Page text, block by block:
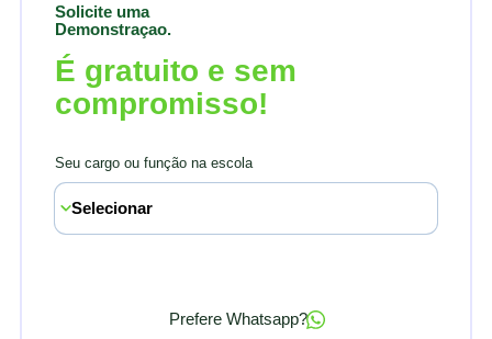
Solicite uma
Demonstraçao.
É gratuito e sem
compromisso!
Seu cargo ou função na escola
Prefere Whatsapp?